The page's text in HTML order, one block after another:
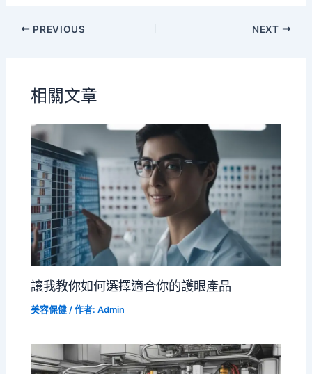
PREVIOUS NEXT
相關文章
讓我教你如何選擇適合你的護眼產品
美容保健 / 作者:Admin